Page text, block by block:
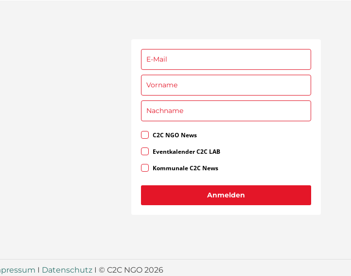
C2C NGO News
Eventkalender C2C LAB
Kommunale C2C News
Anmelden
I DatenschutzI © C2C NGO 2026